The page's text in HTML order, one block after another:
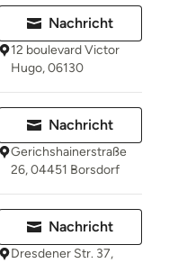
Nachricht
12 boulevard Victor
Hugo, 06130
Nachricht
Gerichshainerstraße
26, 04451 Borsdorf
Nachricht
Dresdener Str. 37,